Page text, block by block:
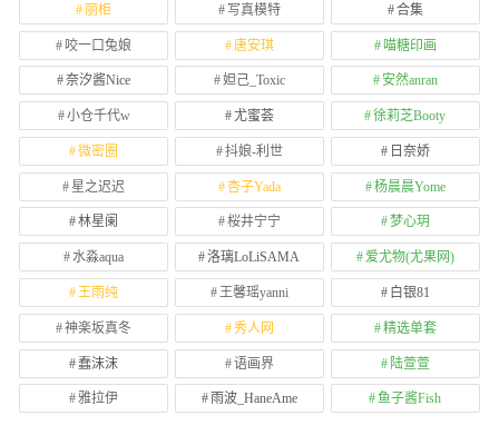
丽柜 写真模特 合集
咬一口兔娘 唐安琪 喵糖印画
奈汐酱Nice 妲己_Toxic 安然anran
小仓千代w 尤蜜荟 徐莉芝Booty
微密圈 抖娘-利世 日奈娇
星之迟迟 杏子Yada 杨晨晨Yome
林星阑 桜井宁宁 梦心玥
水淼aqua 洛璃LoLiSAMA 爱尤物(尤果网)
王雨纯 王馨瑶yanni 白银81
神楽坂真冬 秀人网 精选单套
蠢沫沫 语画界 陆萱萱
雅拉伊 雨波_HaneAme 鱼子酱Fish